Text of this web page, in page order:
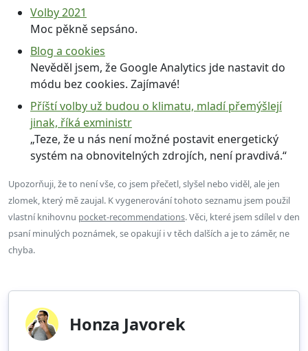
Volby 2021
Moc pěkně sepsáno.
Blog a cookies
Nevěděl jsem, že Google Analytics jde nastavit do
módu bez cookies. Zajímavé!
Příští volby už budou o klimatu, mladí přemýšlejí
jinak, říká exministr
„Teze, že u nás není možné postavit energetický
systém na obnovitelných zdrojích, není pravdivá.“
Upozorňuji, že to není vše, co jsem přečetl, slyšel nebo viděl, ale jen
zlomek, který mě zaujal. K vygenerování tohoto seznamu jsem použil
vlastní knihovnu pocket-recommendations. Věci, které jsem sdílel v den
psaní minulých poznámek, se opakují i v těch dalších a je to záměr, ne
chyba.
Honza Javorek